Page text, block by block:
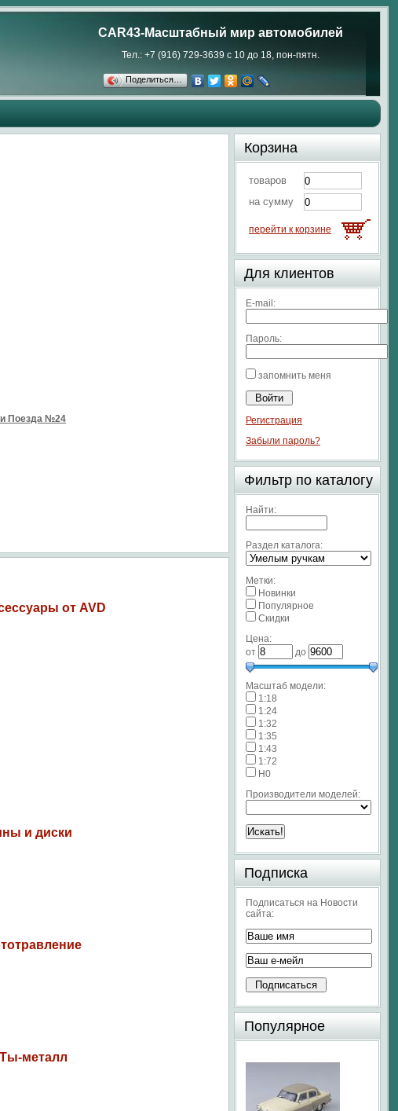
CAR43-Масштабный мир автомобилей
Тел.: +7 (916) 729-3639 с 10 до 18, пон-пятн.
Поделиться…
Поезда №24
от AVD
и диски
металл
Корзина
товаров
на сумму
перейти к корзине
Для клиентов
E-mail:
Пароль:
запомнить меня
Регистрация
Забыли пароль?
Фильтр по каталогу
Найти:
Раздел каталога:
Метки:
Новинки
Популярное
Скидки
Цена:
от
до
Масштаб модели:
1:18
1:24
1:32
1:35
1:43
1:72
H0
Производители моделей:
Подписка
Подписаться на Новости
сайта:
Популярное